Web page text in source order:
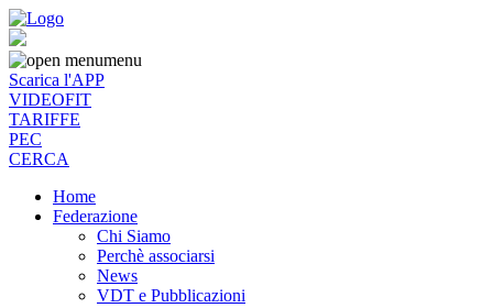
menu
Scarica l'APP
VIDEOFIT
TARIFFE
PEC
CERCA
Home
Federazione
Chi Siamo
Perchè associarsi
News
VDT e Pubblicazioni